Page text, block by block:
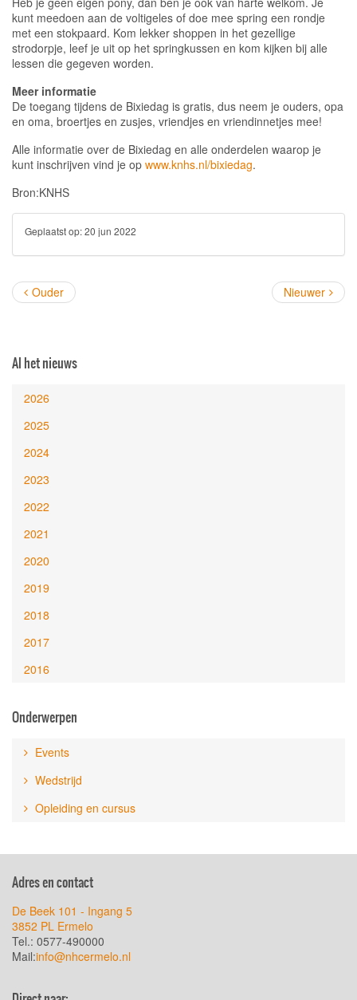
kunt meedoen aan de voltigeles of doe mee spring een rondje
met een stokpaard. Kom lekker shoppen in het gezellige
strodorpje, leef je uit op het springkussen en kom kijken bij alle
lessen die gegeven worden.
Meer informatie
De toegang tijdens de Bixiedag is gratis, dus neem je ouders, opa
en oma, broertjes en zusjes, vriendjes en vriendinnetjes mee!
Alle informatie over de Bixiedag en alle onderdelen waarop je
kunt inschrijven vind je op www.knhs.nl/bixiedag.
Bron:KNHS
Geplaatst op:20 jun 2022
Ouder Nieuwer
Al het nieuws
2026
2025
2024
2023
2022
2021
2020
2019
2018
2017
2016
Onderwerpen
Events
Wedstrijd
Opleiding en cursus
Adres en contact
De Beek 101 - Ingang 5
3852 PL Ermelo
Tel.: 0577-490000
Mail:info@nhcermelo.nl